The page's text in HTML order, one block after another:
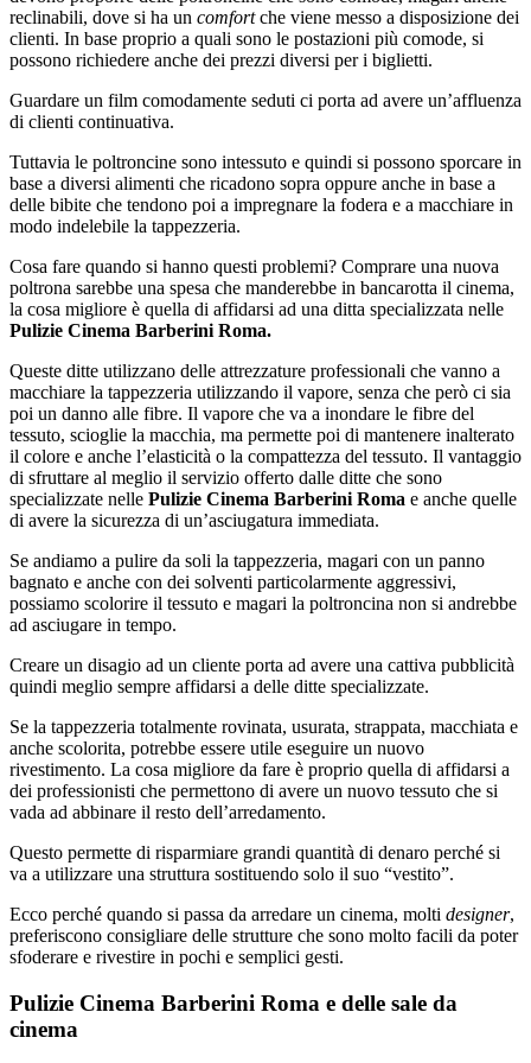
reclinabili, dove si ha un comfortche viene messo a disposizione dei
clienti. In base proprio a quali sono le postazioni più comode, si
possono richiedere anche dei prezzi diversi per i biglietti.
Guardare un film comodamente seduti ci porta ad avere un’affluenza
di clienti continuativa.
Tuttavia le poltroncine sono intessuto e quindi si possono sporcare in
base a diversi alimenti che ricadono sopra oppure anche in base a
delle bibite che tendono poi a impregnare la fodera e a macchiare in
modo indelebile la tappezzeria.
Cosa fare quando si hanno questi problemi? Comprare una nuova
poltrona sarebbe una spesa che manderebbe in bancarotta il cinema,
la cosa migliore è quella di affidarsi ad una ditta specializzata nelle
Pulizie Cinema Barberini Roma.
Queste ditte utilizzano delle attrezzature professionali che vanno a
macchiare la tappezzeria utilizzando il vapore, senza che però ci sia
poi un danno alle fibre. Il vapore che va a inondare le fibre del
tessuto, scioglie la macchia, ma permette poi di mantenere inalterato
il colore e anche l’elasticità o la compattezza del tessuto. Il vantaggio
di sfruttare al meglio il servizio offerto dalle ditte che sono
specializzate nelle Pulizie Cinema Barberini Roma e anche quelle
di avere la sicurezza di un’asciugatura immediata.
Se andiamo a pulire da soli la tappezzeria, magari con un panno
bagnato e anche con dei solventi particolarmente aggressivi,
possiamo scolorire il tessuto e magari la poltroncina non si andrebbe
ad asciugare in tempo.
Creare un disagio ad un cliente porta ad avere una cattiva pubblicità
quindi meglio sempre affidarsi a delle ditte specializzate.
Se la tappezzeria totalmente rovinata, usurata, strappata, macchiata e
anche scolorita, potrebbe essere utile eseguire un nuovo
rivestimento. La cosa migliore da fare è proprio quella di affidarsi a
dei professionisti che permettono di avere un nuovo tessuto che si
vada ad abbinare il resto dell’arredamento.
Questo permette di risparmiare grandi quantità di denaro perché si
va a utilizzare una struttura sostituendo solo il suo “vestito”.
Ecco perché quando si passa da arredare un cinema, molti designer,
preferiscono consigliare delle strutture che sono molto facili da poter
sfoderare e rivestire in pochi e semplici gesti.
Pulizie Cinema Barberini Roma e delle sale da
cinema